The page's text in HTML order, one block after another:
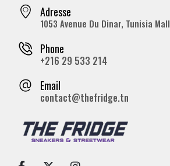
Adresse
1053 Avenue Du Dinar, Tunisia Mall
Phone
+216 29 533 214
Email
contact@thefridge.tn